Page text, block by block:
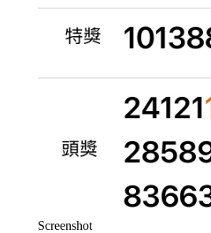
Screenshot